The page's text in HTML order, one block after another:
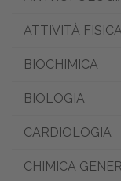
ATTIVITÀ
BIOCHIMICA
BIOLOGIA
CARDIOLOGIA
CHIMICA